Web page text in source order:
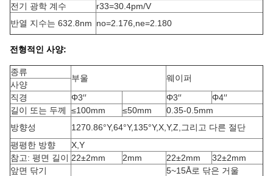
전기 광학 계수
r33=30.4pm/V
반열 지수는 632.8nm no=2.176 ne=2.180
전형적인 사양:
종류
부울 웨이퍼
사양
직경
Φ3′′ Φ3′′
Φ4′′
길이 또는 두께
≤100mm ≤50mm
0.35-0.5mm
방향성
1270.86°Y,64°Y,135°Y,X Y,Z 그리고 다른 절단
평평한 방향
X Y
참고: 평면 길이 22±2mm 2mm 22±2mm
32±2mm
앞면 닦기
5~15Å로 닦은 거울